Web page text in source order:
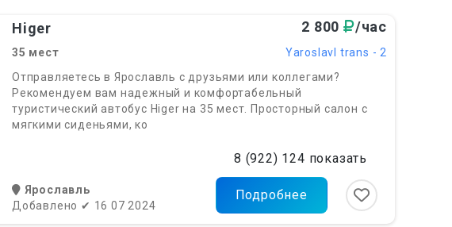
Higer 2 800 /час
35 мест
Yaroslavl trans - 2
Отправляетесь в Ярославль с друзьями или коллегами?
Рекомендуем вам надежный и комфортабельный
туристический автобус Higer на 35 мест. Просторный салон с
мягкими сиденьями, ко
Ярославль
Добавлено ✔ 16 07 2024
8 (922) 124 показать
Подробнее